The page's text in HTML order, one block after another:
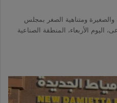
ومتناهية الصغر بمجلس
اليوم الأربعاء، المنطقة الصناعية